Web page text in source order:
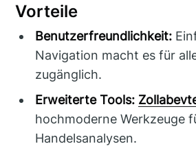
Vorteile
Benutzerfreundlichkeit:
Navigation macht es für
zugänglich.
Erweiterte Tools:
hochmoderne Werkzeuge
Handelsanalysen.